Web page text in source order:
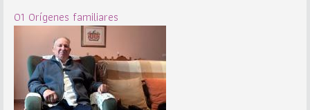
01 Orígenes familiares